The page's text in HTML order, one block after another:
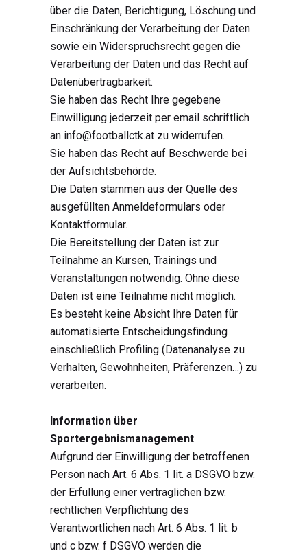
über die Daten, Berichtigung, Löschung und
Einschränkung der Verarbeitung der Daten
sowie ein Widerspruchsrecht gegen die
Verarbeitung der Daten und das Recht auf
Datenübertragbarkeit.
Sie haben das Recht Ihre gegebene
Einwilligung jederzeit per email schriftlich
an info@footballctk.at zu widerrufen.
Sie haben das Recht auf Beschwerde bei
der Aufsichtsbehörde.
Die Daten stammen aus der Quelle des
ausgefüllten Anmeldeformulars oder
Kontaktformular.
Die Bereitstellung der Daten ist zur
Teilnahme an Kursen, Trainings und
Veranstaltungen notwendig. Ohne diese
Daten ist eine Teilnahme nicht möglich.
Es besteht keine Absicht Ihre Daten für
automatisierte Entscheidungsfindung
einschließlich Profiling (Datenanalyse zu
Verhalten, Gewohnheiten, Präferenzen…) zu
verarbeiten.
Information über
Sportergebnismanagement
Aufgrund der Einwilligung der betroffenen
Person nach Art. 6 Abs. 1 lit. a DSGVO bzw.
der Erfüllung einer vertraglichen bzw.
rechtlichen Verpflichtung des
Verantwortlichen nach Art. 6 Abs. 1 lit. b
und c bzw. f DSGVO werden die